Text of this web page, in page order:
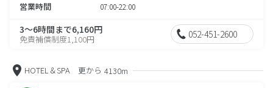
営業時間 07:00-22:00
3～6時間まで6,160円
免責補償制度1,100円 052-451-2600
HOTEL＆SPA 更から 4130m